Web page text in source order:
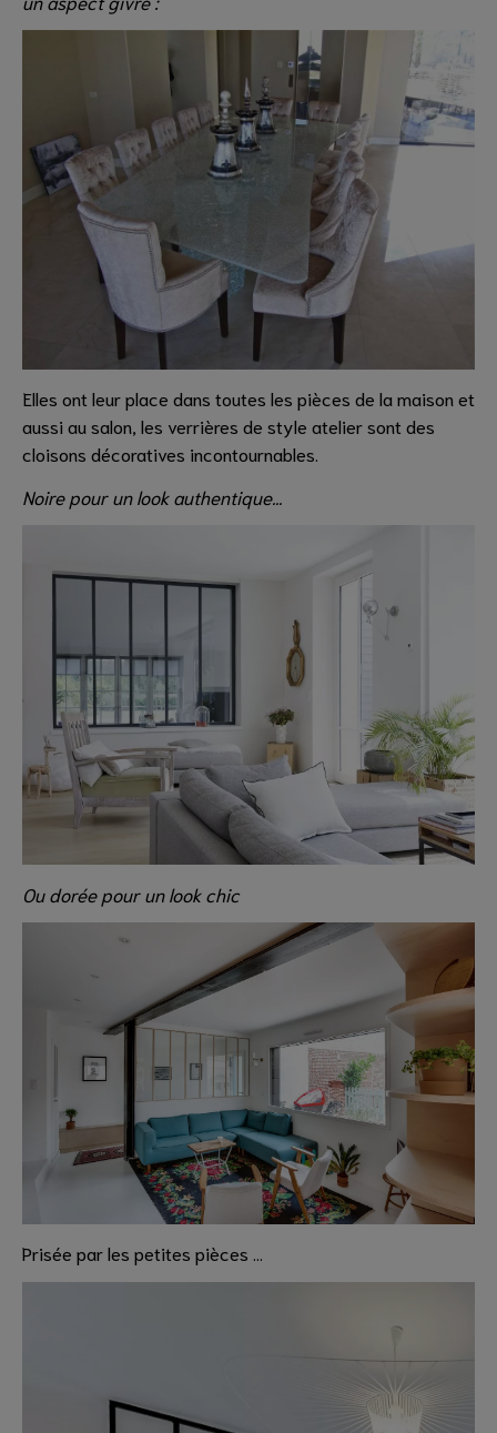
Elles ont leur place dans toutes les pièces de la maison et
aussi au salon, les verrières de style atelier sont des
cloisons décoratives incontournables.
Noire pour un look authentique...
Ou dorée pour un look chic
Prisée par les petites pièces ...